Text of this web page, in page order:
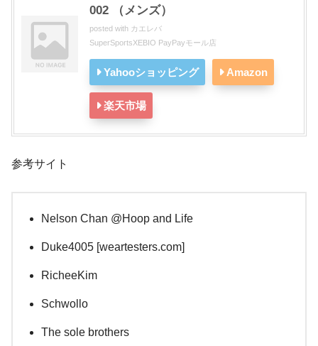
002 （メンズ）
posted with カエレバ
SuperSportsXEBIO PayPayモール店
Yahooショッピング Amazon
楽天市場
参考サイト
Nelson Chan @Hoop and Life
Duke4005 [weartesters.com]
RicheeKim
Schwollo
The sole brothers